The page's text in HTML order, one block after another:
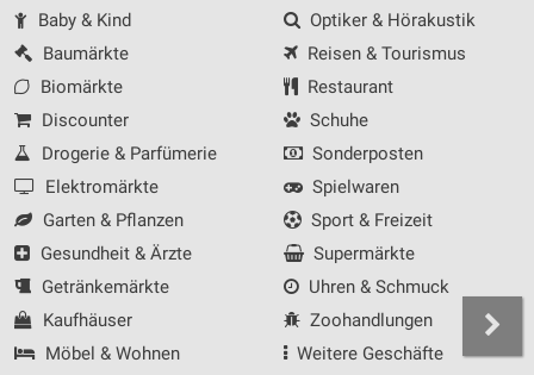
Baby & Kind
Baumärkte
Biomärkte
Discounter
Drogerie & Parfümerie
Elektromärkte
Garten & Pflanzen
Gesundheit & Ärzte
Getränkemärkte
Kaufhäuser
Möbel & Wohnen
Optiker & Hörakustik
Reisen & Tourismus
Restaurant
Schuhe
Sonderposten
Spielwaren
Sport & Freizeit
Supermärkte
Uhren & Schmuck
Zoohandlungen
Weitere Geschäfte